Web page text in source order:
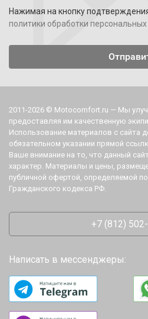
Нажимая на кнопку
политики обработки
2011-2026 © Motocomfort.ru — Мы
предоставляя им качественную
Использование материалов с сайта
обязательном указании прямой
Ваше внимание на то, что данный
характер. Материалы и цены,
публичной офертой, определяемой
Гражданского кодекса РФ.
+7 (812)
Написать в мессенджеры: